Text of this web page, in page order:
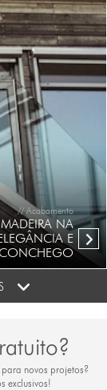
// Acabamento
NA
E
novos projetos?
exclusivos!